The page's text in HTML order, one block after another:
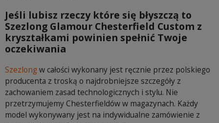
Jeśli lubisz rzeczy które się błyszczą to
Szezlong Glamour Chesterfield Custom z
kryształkami powinien spełnić Twoje
oczekiwania
Szezlong w całości wykonany jest ręcznie przez polskiego
producenta z troską o najdrobniejsze szczegóły z
zachowaniem zasad technologicznych i stylu. Nie
przetrzymujemy Chesterfieldów w magazynach. Każdy
model wykonywany jest na indywidualne zamówienie z